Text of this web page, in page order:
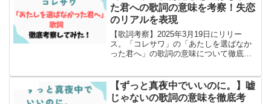
た君への歌詞の意味を考察！失恋
のリアルを表現
【歌詞考察】2025年3月19日にリリー
ス。「コレサワ」の「あたしを選ばなか
った君へ」の歌詞の意味について徹底考
【ずっと真夜中でいいのに。】嘘
じゃないの歌詞の意味を徹底考